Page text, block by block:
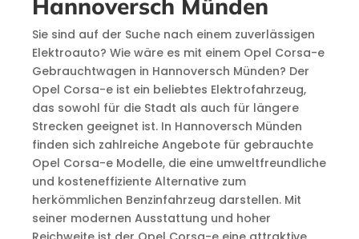
Hannoversch Münden
Sie sind auf der Suche nach einem zuverlässigen
Elektroauto? Wie wäre es mit einem Opel Corsa-e
Gebrauchtwagen in Hannoversch Münden? Der
Opel Corsa-e ist ein beliebtes Elektrofahrzeug,
das sowohl für die Stadt als auch für längere
Strecken geeignet ist. In Hannoversch Münden
finden sich zahlreiche Angebote für gebrauchte
Opel Corsa-e Modelle, die eine umweltfreundliche
und kosteneffiziente Alternative zum
herkömmlichen Benzinfahrzeug darstellen. Mit
seiner modernen Ausstattung und hoher